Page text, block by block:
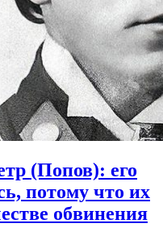
(Попов): его
потому что их
обвинения